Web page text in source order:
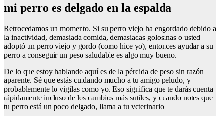
mi perro es delgado en la espalda
Retrocedamos un momento. Si su perro viejo ha engordado debido a
la inactividad, demasiada comida, demasiadas golosinas o usted
adoptó un perro viejo y gordo (como hice yo), entonces ayudar a su
perro a conseguir un peso saludable es algo muy bueno.
De lo que estoy hablando aquí es de la pérdida de peso sin razón
aparente. Sé que estás cuidando mucho a tu amigo peludo, y
probablemente lo vigilas como yo. Eso significa que te darás cuenta
rápidamente incluso de los cambios más sutiles, y cuando notes que
tu perro está un poco delgado, llama a tu veterinario.